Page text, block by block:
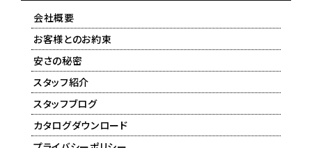
会社概要
お客様とのお約束
安さの秘密
スタッフ紹介
スタッフブログ
カタログダウンロード